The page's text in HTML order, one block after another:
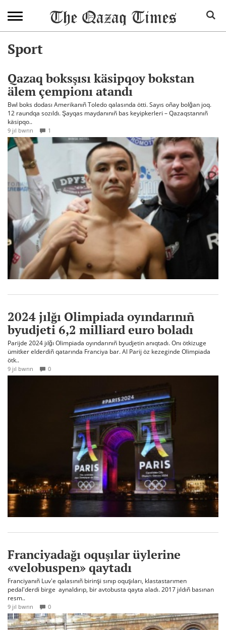
Sport
Qazaq boksşısı käsipqoy bokstan
älem çempionı atandı
Bwl boks dodası Amerikanıñ Toledo qalasında ötti. Sayıs oñay bolğan joq.
12 raundqa sozıldı. Şayqas maydanınıñ bas keyipkerleri – Qazaqstannıñ
käsipqo..
9 jıl bwrın 1
2024 jılğı Olimpiada oyındarınıñ
byudjeti 6,2 milliard euro boladı
Parijde 2024 jılğı Olimpiada oyındarınıñ byudjetin anıqtadı. Onı ötkizuge
ümitker elderdiñ qatarında Franciya bar. Al Parij öz kezeginde Olimpiada
ötk..
9 jıl bwrın 0
Franciyadağı oquşılar üylerine
«velobuspen» qaytadı
Franciyanıñ Luv'e qalasınıñ birinşi sınıp oquşıları, klastastarımen
pedal'derdi birge aynaldırıp, bir avtobusta qayta aladı. 2017 jıldıñ basınan
resm..
9 jıl bwrın 0